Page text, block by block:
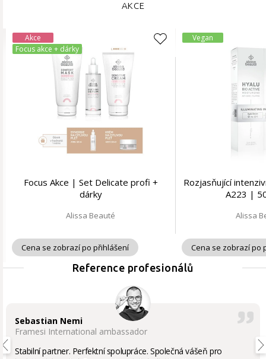
AKCE
Akce
Focus akce + dárky
Focus Akce | Set Delicate profi +
dárky
Alissa Beauté
Cena se zobrazí po přihlášení
Vegan
Rozjasňující
A223 |
Alissa
Cena se zobrazí po
Reference profesionálů
Sebastian Nemi
Framesi International ambassador
Stabilní partner. Perfektní spolupráce. Společná vášeň pro